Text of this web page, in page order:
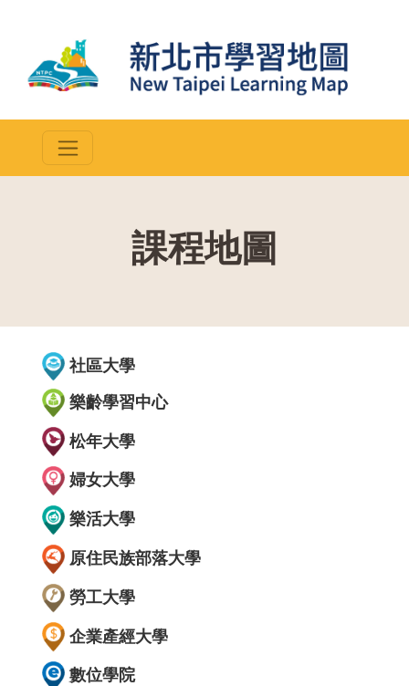
課程地圖
社區大學
樂齡學習中心
松年大學
婦女大學
樂活大學
原住民族部落大學
勞工大學
企業產經大學
數位學院